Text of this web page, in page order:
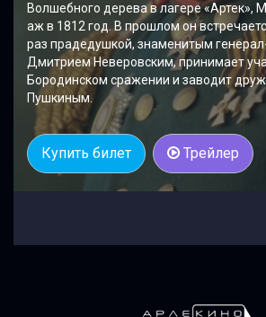
Волшебного дерева в лагере «Артек»,
аж в 1812 год. В прошлом он
раз прадедушкой, знаменитым
Дмитрием Неверовским, принимает
Бородинском сражении и заводит
Пушкиным.
Купить билет Трейлер